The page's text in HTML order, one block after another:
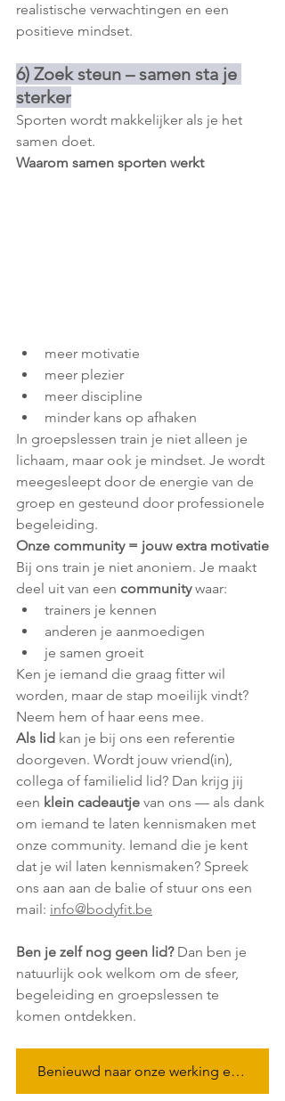
realistische verwachtingen en een
positieve mindset.
6) Zoek steun – samen sta je
sterker
Sporten wordt makkelijker als je het
samen doet.
Waarom samen sporten werkt
meer motivatie
meer plezier
meer discipline
minder kans op afhaken
In groepslessen train je niet alleen je
lichaam, maar ook je mindset. Je wordt
meegesleept door de energie van de
groep en gesteund door professionele
begeleiding.
Onze community = jouw extra motivatie
Bij ons train je niet anoniem. Je maakt
deel uit van een community waar:
trainers je kennen
anderen je aanmoedigen
je samen groeit
Ken je iemand die graag fitter wil
worden, maar de stap moeilijk vindt?
Neem hem of haar eens mee.
Als lid kan je bij ons een referentie
doorgeven. Wordt jouw vriend(in),
collega of familielid lid? Dan krijg jij
een klein cadeautje van ons — als dank
om iemand te laten kennismaken met
onze community. Iemand die je kent
dat je wil laten kennismaken? Spreek
ons aan aan de balie of stuur ons een
mail: info@bodyfit.be
Ben je zelf nog geen lid? Dan ben je
natuurlijk ook welkom om de sfeer,
begeleiding en groepslessen te
komen ontdekken.
Benieuwd naar onze werking en wil je kennismaken? Klik hier